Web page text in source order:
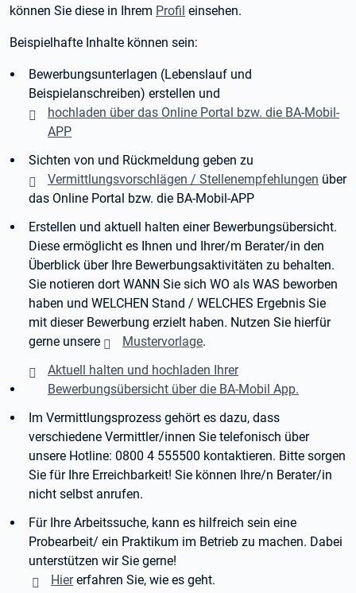
können Sie diese in Ihrem Profil einsehen.
Beispielhafte Inhalte können sein:
Bewerbungsunterlagen (Lebenslauf und
Beispielanschreiben) erstellen und
hochladen über das Online Portal bzw. die BA-Mobil-
APP
Sichten von und Rückmeldung geben zu
Vermittlungsvorschlägen / Stellenempfehlungen über
das Online Portal bzw. die BA-Mobil-APP
Erstellen und aktuell halten einer Bewerbungsübersicht.
Diese ermöglicht es Ihnen und Ihrer/m Berater/in den
Überblick über Ihre Bewerbungsaktivitäten zu behalten.
Sie notieren dort WANN Sie sich WO als WAS beworben
haben und WELCHEN Stand / WELCHES Ergebnis Sie
mit dieser Bewerbung erzielt haben. Nutzen Sie hierfür
gerne unsere
Mustervorlage.
Aktuell halten und hochladen Ihrer
Bewerbungsübersicht über die BA-Mobil App.
Im Vermittlungsprozess gehört es dazu, dass
verschiedene Vermittler/innen Sie telefonisch über
unsere Hotline: 0800 4 555500 kontaktieren. Bitte sorgen
Sie für Ihre Erreichbarkeit! Sie können Ihre/n Berater/in
nicht selbst anrufen.
Für Ihre Arbeitssuche, kann es hilfreich sein eine
Probearbeit/ ein Praktikum im Betrieb zu machen. Dabei
unterstützen wir Sie gerne!
Hiererfahren Sie, wie es geht.